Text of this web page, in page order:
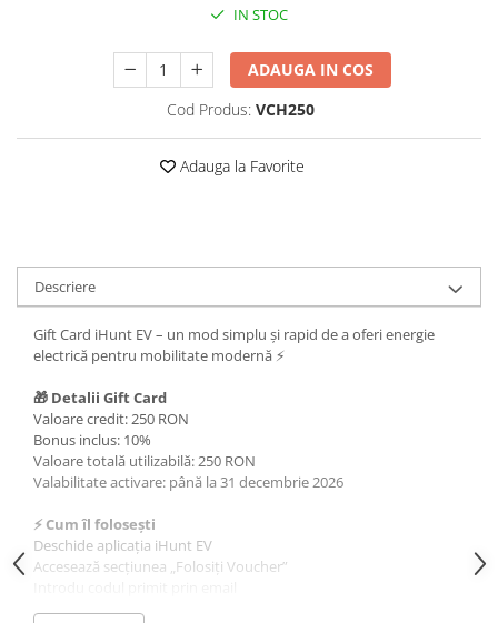
Roboți Curătenie
Roboți Aspirator
Uscătoare Haine
Lăzi Frigorifice
Coșuri de gunoi
INGRIJIRE PERSONALA
Uscătoare de Păr
Plăci de Îndreptat Părul
SPA
Sigurante inteligente
Camere de supraveghere
IN STOC
ADAUGA IN COS
Cod Produs: VCH250
Adauga la Favorite
Descriere
Gift Card iHunt EV – un mod simplu și rapid de a oferi energie
electrică pentru mobilitate modernă ⚡
🎁 Detalii Gift Card
Valoare credit: 250 RON
Bonus inclus: 10%
Valoare totală utilizabilă: 250 RON
Valabilitate activare: până la 31 decembrie 2026
⚡ Cum îl folosești
Deschide aplicația iHunt EV
Accesează secțiunea „Folosiți Voucher”
Creditul este adăugat instant în contul tău și poate fi folosit